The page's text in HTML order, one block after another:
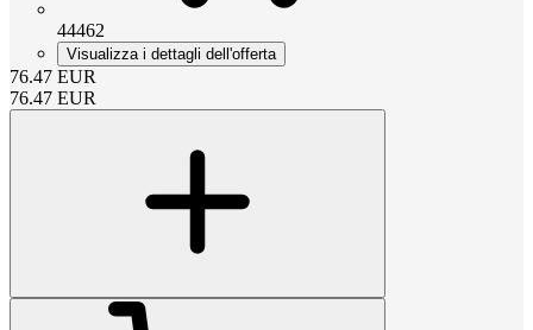
44462
Visualizza i dettagli dell'offerta
76.47 EUR
76.47 EUR